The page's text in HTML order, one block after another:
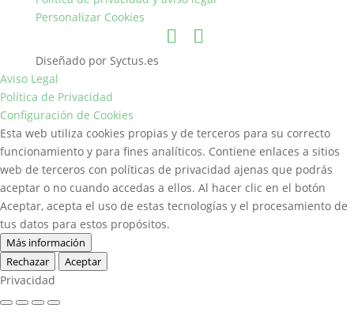
Personalizar Cookies
Diseñado por Syctus.es
Aviso Legal
Política de Privacidad
Configuración de Cookies
Esta web utiliza cookies propias y de terceros para su correcto
funcionamiento y para fines analíticos. Contiene enlaces a sitios
web de terceros con políticas de privacidad ajenas que podrás
aceptar o no cuando accedas a ellos. Al hacer clic en el botón
Aceptar, acepta el uso de estas tecnologías y el procesamiento de
tus datos para estos propósitos.
Más información
Rechazar
Aceptar
Privacidad